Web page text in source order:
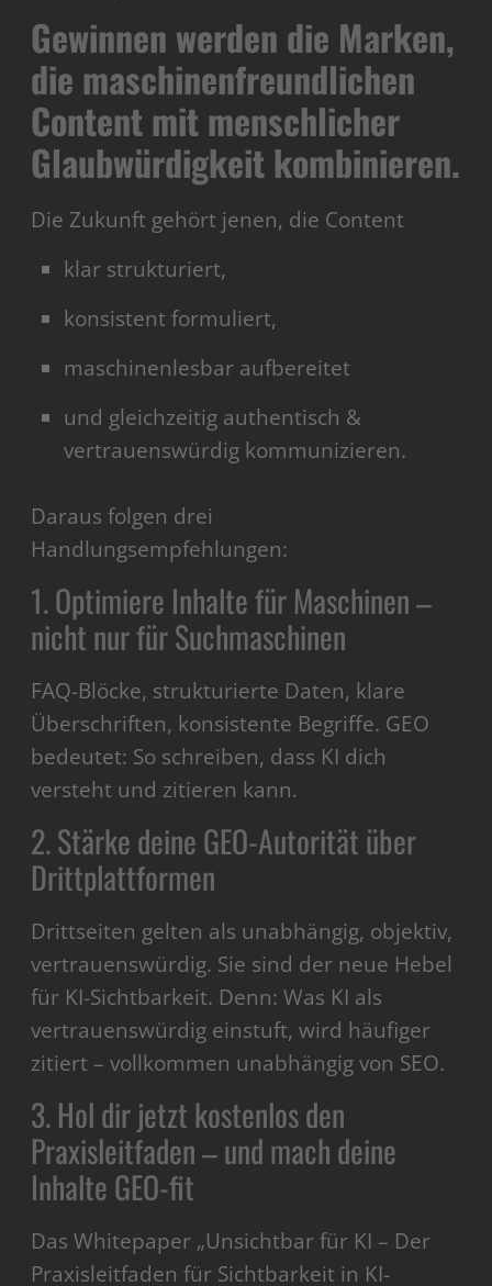
Gewinnen werden die Marken,
die maschinenfreundlichen
Content mit menschlicher
Glaubwürdigkeit kombinieren.
Die Zukunft gehört jenen, die Content
klar strukturiert,
konsistent formuliert,
maschinenlesbar aufbereitet
und gleichzeitig authentisch &
vertrauenswürdig kommunizieren.
Daraus folgen drei
Handlungsempfehlungen:
1. Optimiere Inhalte für Maschinen –
nicht nur für Suchmaschinen
FAQ-Blöcke, strukturierte Daten, klare
Überschriften, konsistente Begriffe. GEO
bedeutet: So schreiben, dass KI dich
versteht und zitieren kann.
2. Stärke deine GEO-Autorität über
Drittplattformen
Drittseiten gelten als unabhängig, objektiv,
vertrauenswürdig. Sie sind der neue Hebel
für KI-Sichtbarkeit. Denn: Was KI als
vertrauenswürdig einstuft, wird häufiger
zitiert – vollkommen unabhängig von SEO.
3. Hol dir jetzt kostenlos den
Praxisleitfaden – und mach deine
Inhalte GEO-fit
Das Whitepaper „Unsichtbar für KI – Der
Praxisleitfaden für Sichtbarkeit in KI-